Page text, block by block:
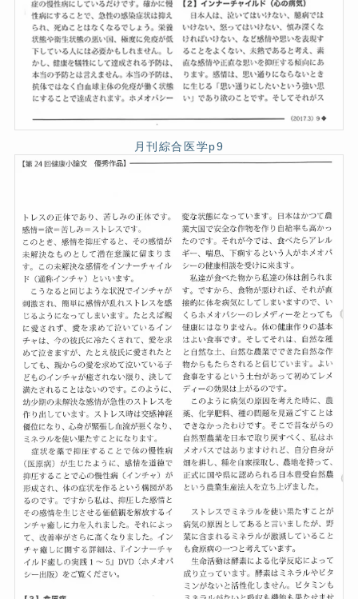
月刊綜合医学p9